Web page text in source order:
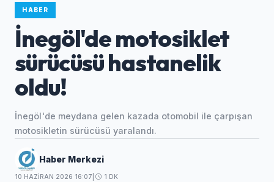
HABER
İnegöl'de motosiklet
sürücüsü hastanelik
oldu!
İnegöl'de meydana gelen kazada otomobil ile çarpışan
motosikletin sürücüsü yaralandı.
Haber Merkezi
10 HAZIRAN 2026 16:07 1 DK